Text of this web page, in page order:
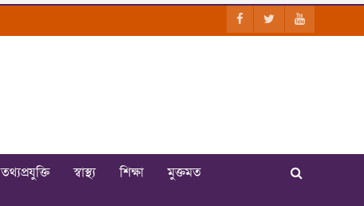
তথ্যপ্রযুক্তি স্বাস্থ্য শিক্ষা
মুক্তমত